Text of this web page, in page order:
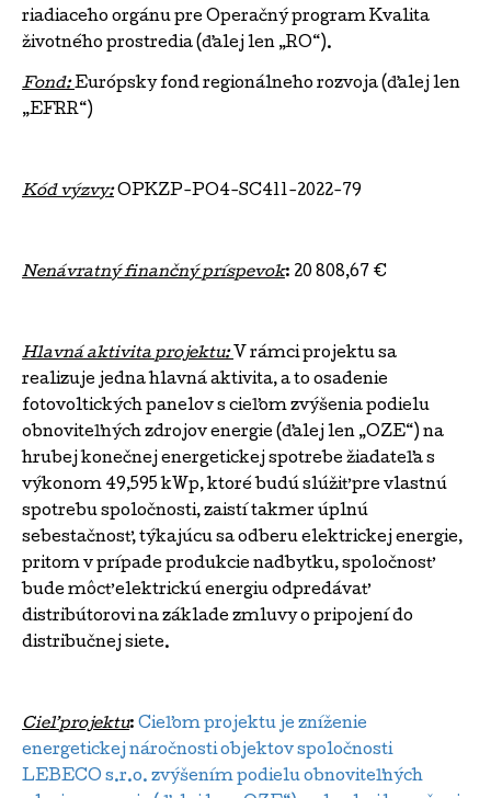
riadiaceho orgánu pre Operačný program Kvalita
životného prostredia (ďalej len „RO“).
Fond:Európsky fond regionálneho rozvoja (ďalej len
„EFRR“)
Kód výzvy:OPKZP-PO4-SC411-2022-79
Nenávratný finančný príspevok: 20 808,67 €
Hlavná aktivita projektu: V rámci projektu sa
realizuje jedna hlavná aktivita, a to osadenie
fotovoltických panelov s cieľom zvýšenia podielu
obnoviteľných zdrojov energie (ďalej len „OZE“) na
hrubej konečnej energetickej spotrebe žiadateľa s
výkonom 49,595 kWp, ktoré budú slúžiť pre vlastnú
spotrebu spoločnosti, zaistí takmer úplnú
sebestačnosť, týkajúcu sa odberu elektrickej energie,
pritom v prípade produkcie nadbytku, spoločnosť
bude môcť elektrickú energiu odpredávať
distribútorovi na základe zmluvy o pripojení do
distribučnej siete.
Cieľ projektu: Cieľom projektu je zníženie
energetickej náročnosti objektov spoločnosti
LEBECO s.r.o. zvýšením podielu obnoviteľných